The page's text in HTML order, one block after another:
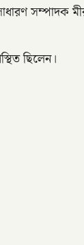
সম্পাদক
ছিলেন।